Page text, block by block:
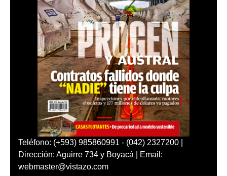
Teléfono: (+593) 985860991 - (042) 2327200 |
Dirección: Aguirre 734 y Boyacá | Email:
webmaster@vistazo.com